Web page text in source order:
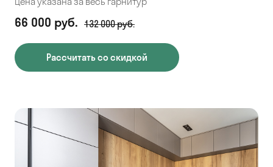
66 000 руб. 132 000 руб.
Рассчитать со скидкой